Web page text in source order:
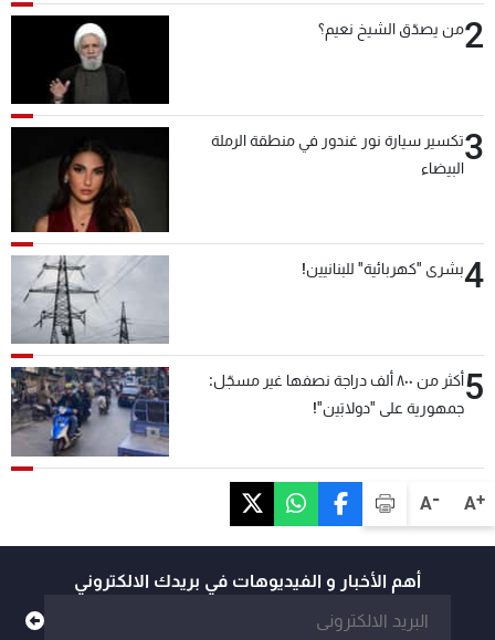
A+
A-
2من يصدّق الشيخ نعيم؟
3تكسير سيارة نور غندور في منطقة الرملة
البيضاء
4بشرى "كهربائية" للبنانيين!
5
أكثر من ٨٠٠ ألف دراجة نصفها غير مسجّل:
جمهورية على "دولابَين"!
أهم الأخبار و الفيديوهات في بريدك الالكتروني